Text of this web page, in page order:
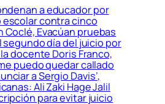
a educador por
contra cinco
Evacúan pruebas
segundo día del juicio por
docente Doris Franco,
puedo quedar callado
a Sergio Davis’,
Ali Zaki Hage Jalil
para evitar juicio